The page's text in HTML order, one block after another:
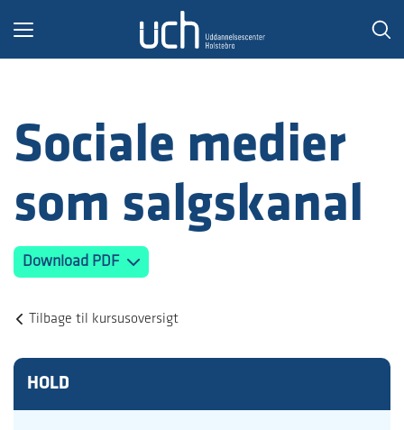
Toggle
Sociale medier
som salgskanal
Download PDF
Tilbage til kursusoversigt
HOLD